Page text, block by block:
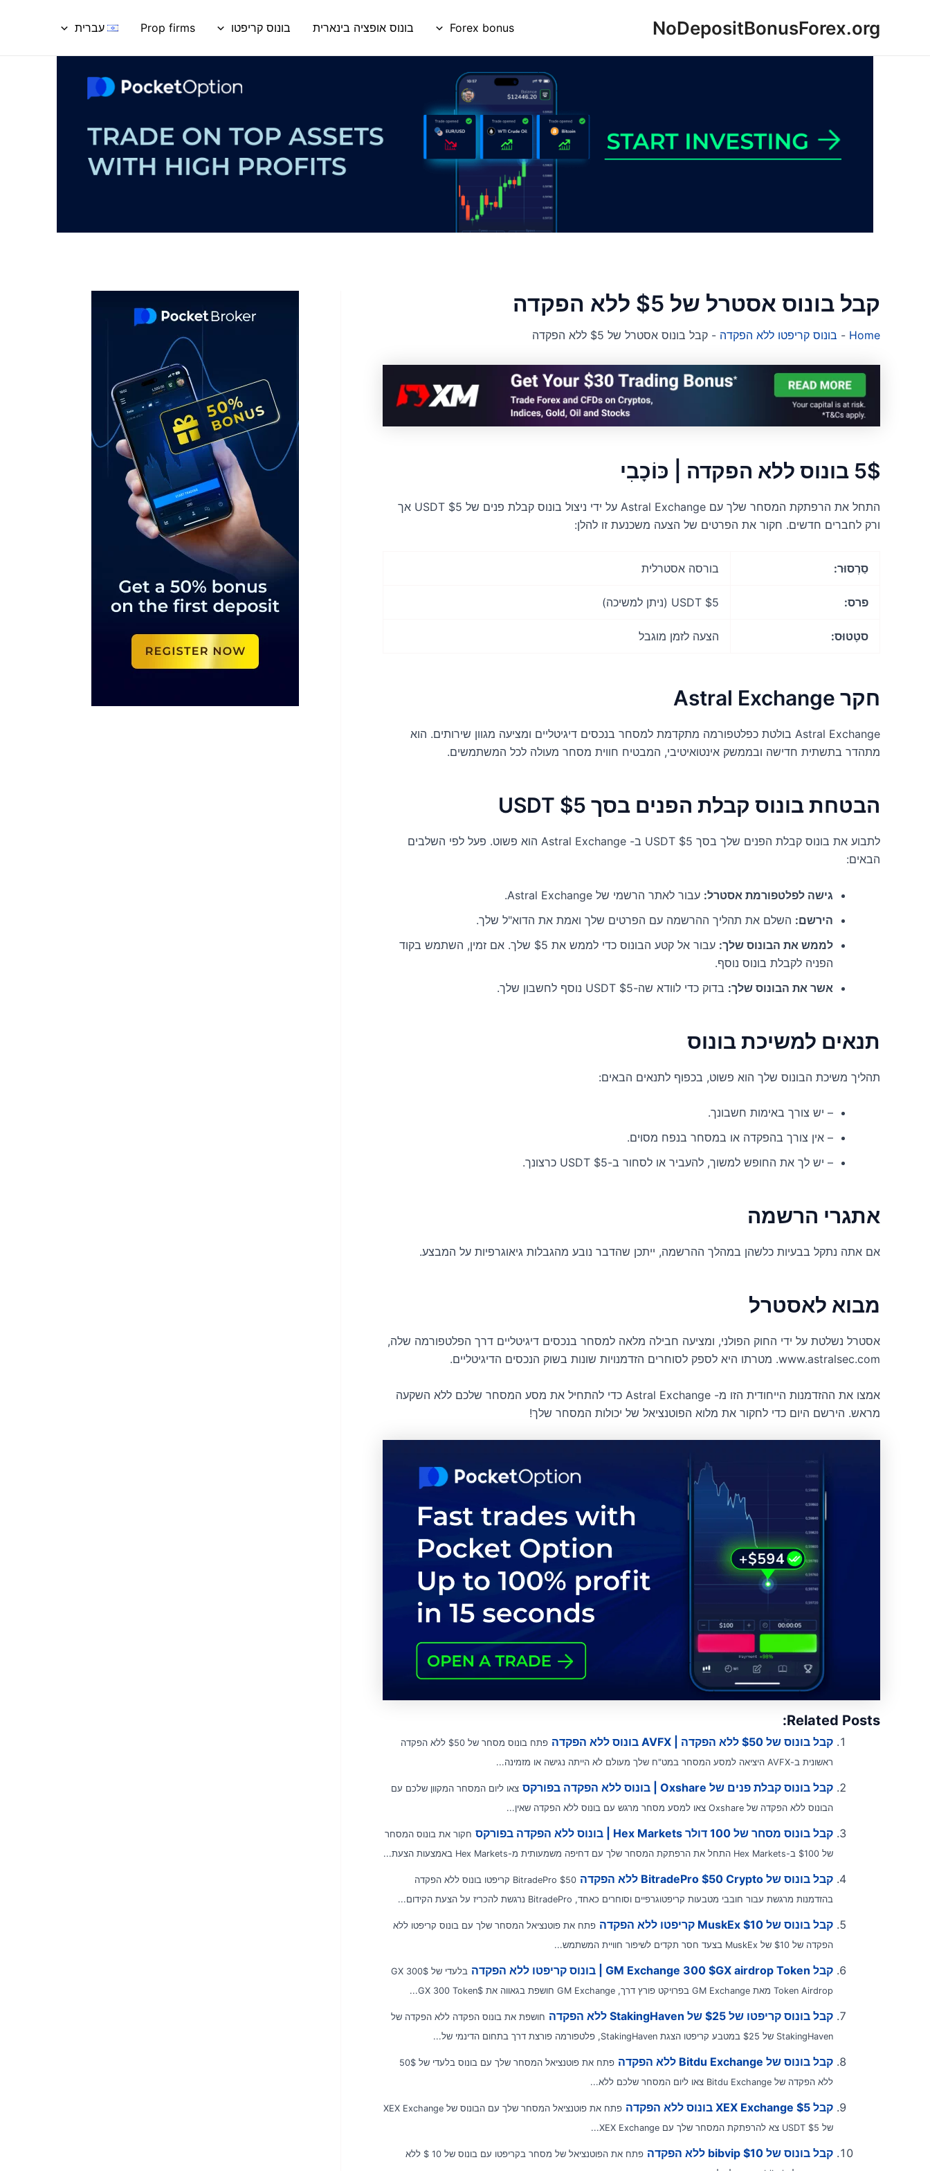
NoDepositBonusForex.org
Forex bonus בונוס אופציה בינארית בונוס קריפטו Prop firms עברית
קבל בונוס אסטרל של $5 ללא הפקדה
Home
- בונוס קריפטו ללא הפקדה - קבל בונוס אסטרל של $5 ללא הפקדה
5$ בונוס ללא הפקדה | כּוֹכָבִי
התחל את הרפתקת המסחר שלך עם Astral Exchange על ידי ניצול בונוס קבלת פנים של $5 USDT אך
ורק לחברים חדשים. חקור את הפרטים של הצעה משכנעת זו להלן:
סַרְסוּר: בורסה אסטרלית
פרס: $5 USDT (ניתן למשיכה)
סטָטוּס: הצעה לזמן מוגבל
חקר Astral Exchange
Astral Exchange בולטת כפלטפורמה מתקדמת למסחר בנכסים דיגיטליים ומציעה מגוון שירותים. הוא
מתהדר בתשתית חדישה ובממשק אינטואיטיבי, המבטיח חווית מסחר מעולה לכל המשתמשים.
הבטחת בונוס קבלת הפנים בסך $5 USDT
לתבוע את בונוס קבלת הפנים שלך בסך $5 USDT ב- Astral Exchange הוא פשוט. פעל לפי השלבים
הבאים:
גישה לפלטפורמת אסטרל: עבור לאתר הרשמי של Astral Exchange.
הירשם: השלם את תהליך ההרשמה עם הפרטים שלך ואמת את הדוא"ל שלך.
לממש את הבונוס שלך:
עבור אל קטע הבונוס כדי לממש את $5 שלך. אם זמין, השתמש בקוד
הפניה לקבלת בונוס נוסף.
אשר את הבונוס שלך: בדוק כדי לוודא שה-$5 USDT נוסף לחשבון שלך.
תנאים למשיכת בונוס
תהליך משיכת הבונוס שלך הוא פשוט, בכפוף לתנאים הבאים:
– יש צורך באימות חשבונך.
– אין צורך בהפקדה או במסחר בנפח מסוים.
– יש לך את החופש למשוך, להעביר או לסחור ב-$5 USDT כרצונך.
אתגרי הרשמה
אם אתה נתקל בבעיות כלשהן במהלך ההרשמה, ייתכן שהדבר נובע מהגבלות גיאוגרפיות על המבצע.
מבוא לאסטרל
אסטרל נשלטת על ידי החוק הפולני, ומציעה חבילה מלאה למסחר בנכסים דיגיטליים דרך הפלטפורמה שלה,
www.astralsec.com. מטרתו היא לספק לסוחרים הזדמנויות שונות בשוק הנכסים הדיגיטליים.
אמצו את ההזדמנות הייחודית הזו מ- Astral Exchange כדי להתחיל את מסע המסחר שלכם ללא השקעה
מראש. הירשם היום כדי לחקור את מלוא הפוטנציאל של יכולות המסחר שלך!
Related Posts:
קבל בונוס של $50 ללא הפקדה | AVFX בונוס ללא הפקדה
פתח בונוס מסחר של $50 ללא הפקדה
ראשונית ב-AVFX היציאה למסע המסחר במט"ח שלך מעולם לא הייתה נגישה או מזמינה...
קבל בונוס קבלת פנים של Oxshare | בונוס ללא הפקדה בפורקס
צאו ליום המסחר המקוון שלכם עם
הבונוס ללא הפקדה של Oxshare צאו למסע מסחר מרגש עם בונוס ללא הפקדה שאין...
קבל בונוס מסחר של 100 דולר Hex Markets | בונוס ללא הפקדה בפורקס
חקור את בונוס המסחר
של $100 ב-Hex Markets התחל את הרפתקת המסחר שלך עם דחיפה משמעותית מ-Hex Markets באמצעות הצעת...
קבל בונוס של BitradePro $50 Crypto ללא הפקדה
BitradePro $50 קריפטו בונוס ללא הפקדה
בהזדמנות מרגשת עבור חובבי מטבעות קריפטוגרפיים וסוחרים כאחד, BitradePro נרגשת להכריז על הצעת הקידום...
קבל בונוס של MuskEx $10 קריפטו ללא הפקדה
פתח את פוטנציאל המסחר שלך עם בונוס קריפטו ללא
הפקדה של $10 של MuskEx בצעד חסר תקדים לשיפור חוויית המשתמש...
קבל GM Exchange 300 $GX airdrop Token | בונוס קריפטו ללא הפקדה
בלעדי של $GX 300
Token Airdrop מאת GM Exchange בפרויקט פורץ דרך, GM Exchange חושפת בגאווה את $GX 300 Token...
קבל בונוס קריפטו של $25 של StakingHaven ללא הפקדה
חושפת את בונוס הפקדה ללא הפקדה של
StakingHaven של $25 במטבע קריפטו הצגת StakingHaven, פלטפורמה פורצת דרך בתחום הדינמי של...
קבל בונוס של Bitdu Exchange ללא הפקדה
פתח את פוטנציאל המסחר שלך עם בונוס בלעדי של 50$
ללא הפקדה של Bitdu Exchange צאו ליום המסחר שלכם ללא...
קבל XEX Exchange $5 בונוס ללא הפקדה
פתח את פוטנציאל המסחר שלך עם הבונוס של XEX Exchange
של $5 USDT צא להרפתקת המסחר שלך עם XEX Exchange...
קבל בונוס של bibvip $10 ללא הפקדה
פתח את הפוטנציאל של מסחר בקריפטו עם בונוס של 10 $ ללא